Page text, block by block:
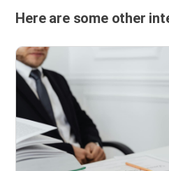
Here are some other